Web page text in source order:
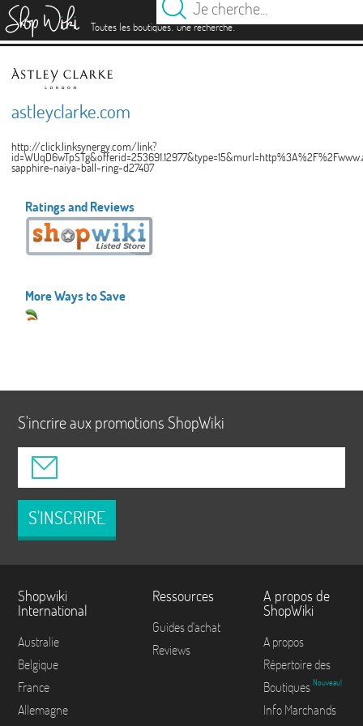
Toutes les boutiques.une recherche.
astleyclarke.com
http://click.linksynergy.com/link?
sapphire-naiya-ball-ring-d27407
Ratings and Reviews
More Ways to Save
S'incrire aux promotions ShopWiki
S'INSCRIRE
Shopwiki
International
Australie
Belgique
France
Allemagne
Ressources
Guides d'achat
Reviews
A propos de
ShopWiki
A propos
Répertoire des
Boutiques Nouveau!
Info Marchands